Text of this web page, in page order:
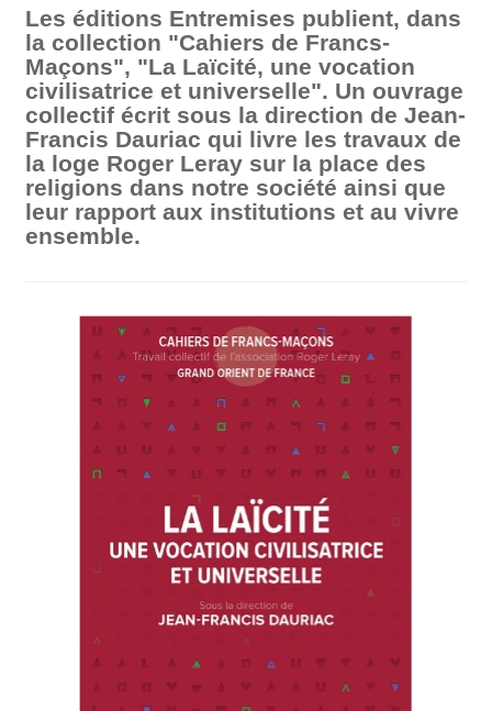
Les éditions Entremises publient, dans
la collection "Cahiers de Francs-
Maçons", "La Laïcité, une vocation
civilisatrice et universelle". Un ouvrage
collectif écrit sous la direction de Jean-
Francis Dauriac qui livre les travaux de
la loge Roger Leray sur la place des
religions dans notre société ainsi que
leur rapport aux institutions et au vivre
ensemble.